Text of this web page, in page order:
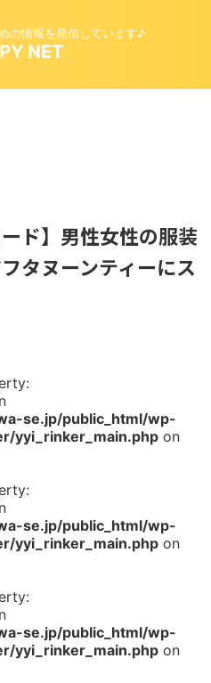
の情報を発信しています♪
NET
ド】男性女性の服装
タヌーンティーにス
se.jp/public_html/wp-
yyi_rinker_main.php on
se.jp/public_html/wp-
yyi_rinker_main.php on
se.jp/public_html/wp-
yyi_rinker_main.php on